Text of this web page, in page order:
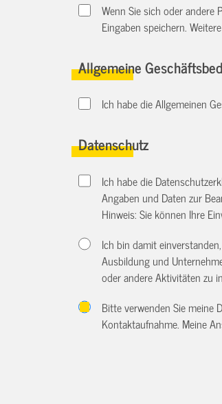
Wenn Sie sich oder andere
Eingaben speichern.
Allgemeine
Ich habe die Allgemeinen
Datenschutz
Ich habe die
Angaben und Daten zur
Hinweis: Sie können Ihre
Ich bin damit
Ausbildung und
oder andere Aktivitäten zu
Bitte verwenden Sie meine
Kontaktaufnahme. Meine